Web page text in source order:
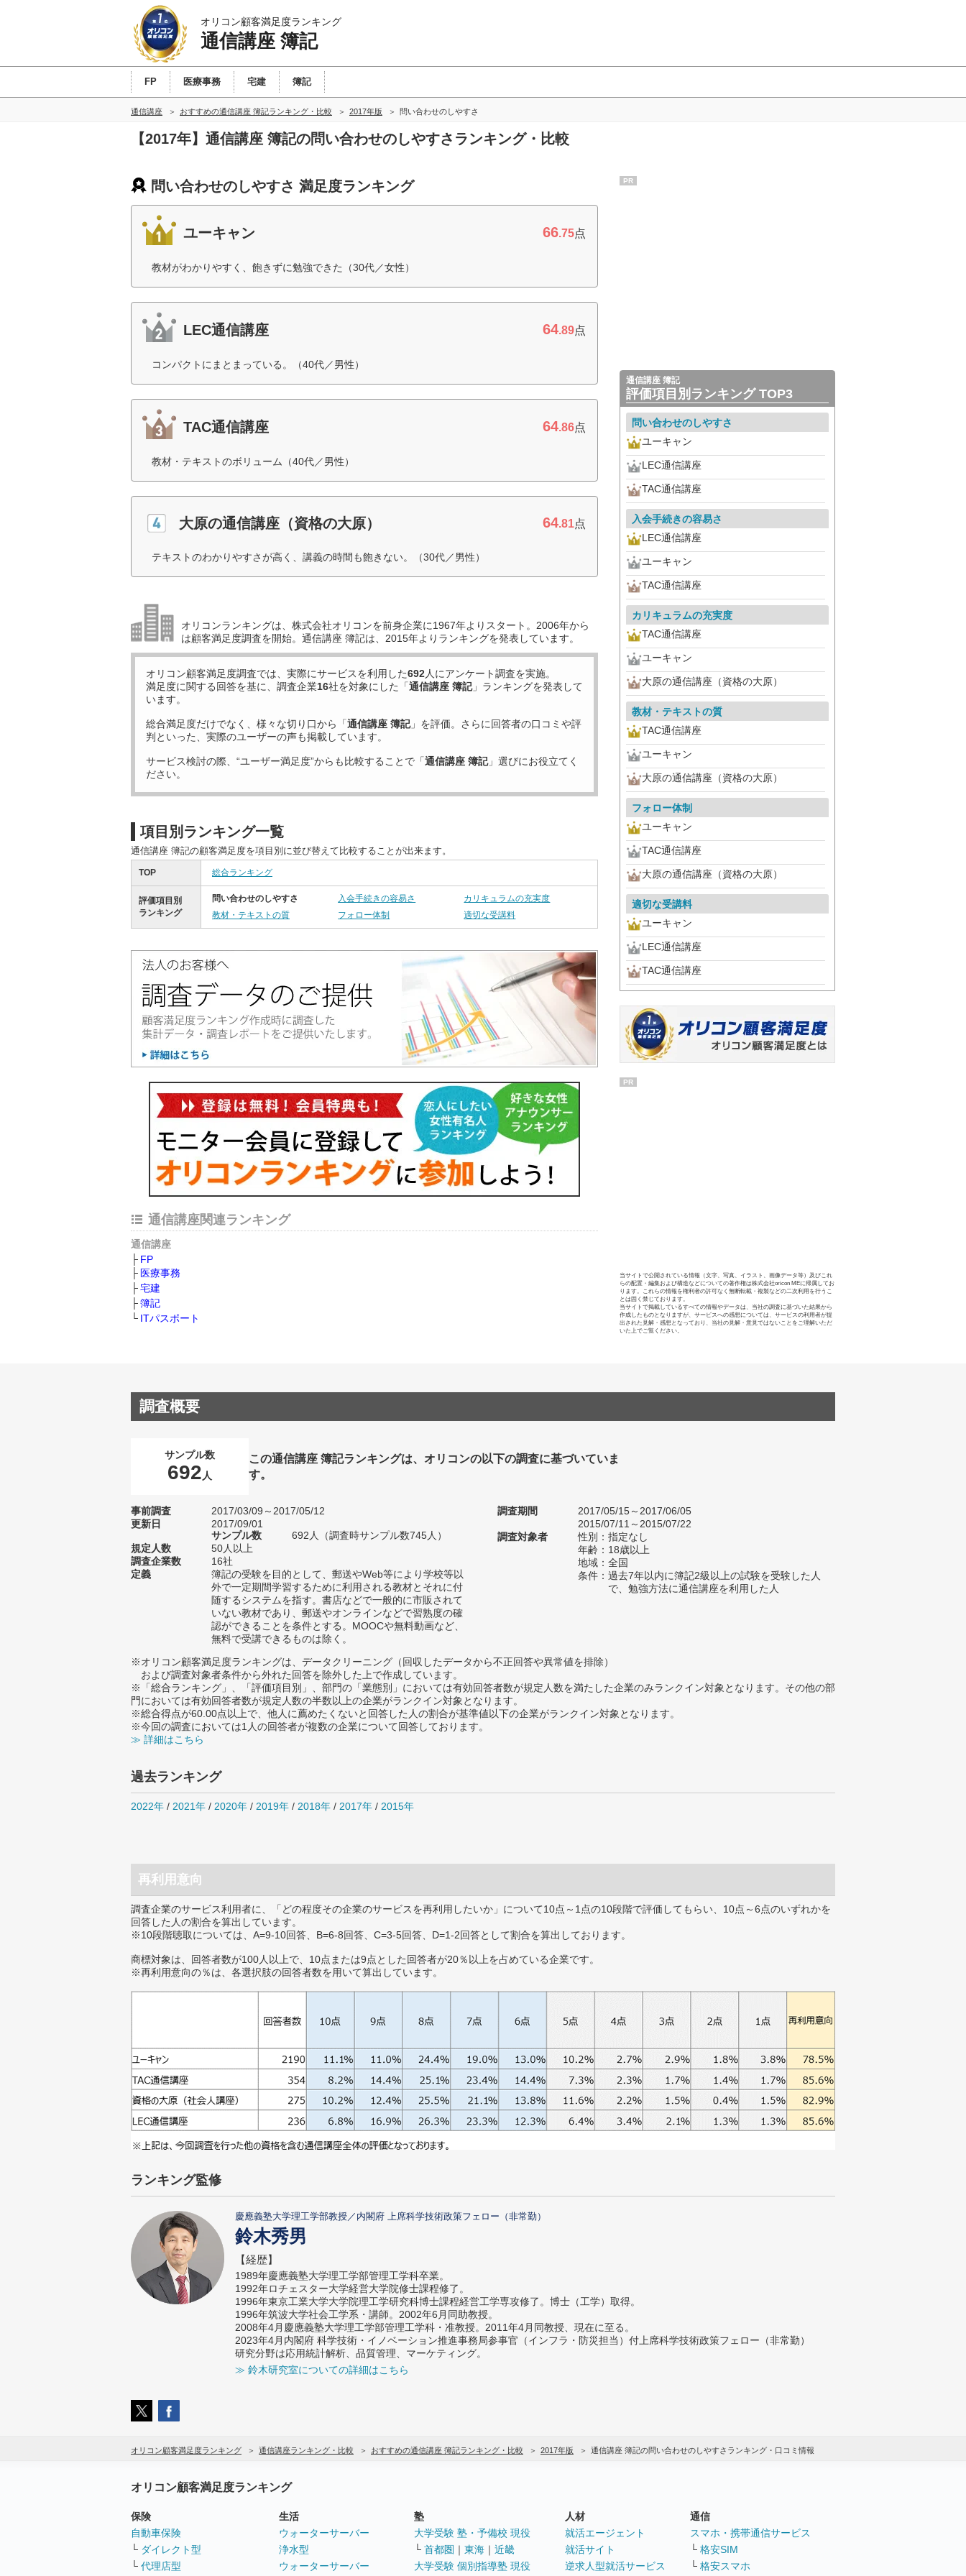
オリコン顧客満足度ランキング
通信講座 簿記
FP 医療事務 宅建 簿記
通信講座 おすすめの通信講座 簿記ランキング・比較 2017年版 問い合わせのしやすさ
【2017年】通信講座 簿記の問い合わせのしやすさランキング・比較
問い合わせのしやすさ 満足度ランキング
ユーキャン 66.75点
教材がわかりやすく、飽きずに勉強できた（30代／女性）
LEC通信講座 64.89点
コンパクトにまとまっている。（40代／男性）
TAC通信講座 64.86点
教材・テキストのボリューム（40代／男性）
大原の通信講座（資格の大原） 64.81点
テキストのわかりやすさが高く、講義の時間も飽きない。（30代／男性）
オリコンランキングは、株式会社オリコンを前身企業に1967年よりスタート。2006年から
は顧客満足度調査を開始。通信講座 簿記は、2015年よりランキングを発表しています。
オリコン顧客満足度調査では、実際にサービスを利用した692人にアンケート調査を実施。
満足度に関する回答を基に、調査企業16社を対象にした「通信講座 簿記」ランキングを発表して
います。
総合満足度だけでなく、様々な切り口から「通信講座 簿記」を評価。さらに回答者の口コミや評
判といった、実際のユーザーの声も掲載しています。
サービス検討の際、“ユーザー満足度”からも比較することで「通信講座 簿記」選びにお役立てく
ださい。
項目別ランキング一覧
通信講座 簿記の顧客満足度を項目別に並び替えて比較することが出来ます。
TOP 総合ランキング
評価項目別
ランキング
問い合わせのしやすさ 入会手続きの容易さ
カリキュラムの充実度
教材・テキストの質
フォロー体制 適切な受講料
通信講座関連ランキング
通信講座
FP
医療事務
宅建
簿記
ITパスポート
PR
通信講座 簿記
評価項目別ランキング TOP3
問い合わせのしやすさ
ユーキャン
LEC通信講座
TAC通信講座
入会手続きの容易さ
LEC通信講座
ユーキャン
TAC通信講座
カリキュラムの充実度
TAC通信講座
ユーキャン
大原の通信講座（資格の大原）
教材・テキストの質
TAC通信講座
ユーキャン
大原の通信講座（資格の大原）
フォロー体制
ユーキャン
TAC通信講座
大原の通信講座（資格の大原）
適切な受講料
ユーキャン
LEC通信講座
TAC通信講座
PR
当サイトで公開されている情報（文字、写真、イラスト、画像データ等）及びこれ
らの配置・編集および構造などについての著作権は株式会社oricon MEに帰属してお
ります。これらの情報を権利者の許可なく無断転載・複製などの二次利用を行うこ
とは固く禁じております。
当サイトで掲載しているすべての情報やデータは、当社の調査に基づいた結果から
作成したものとなりますが、サービスへの感想については、サービスの利用者が提
出された見解・感想となっており、当社の見解・意見ではないことをご理解いただ
いた上でご覧ください。
調査概要
サンプル数
692 人
この通信講座 簿記ランキングは、オリコンの以下の調査に基づいていま
す。
事前調査
2017/03/09～2017/05/12
更新日
2017/09/01
サンプル数
692人（調査時サンプル数745人）
規定人数
50人以上
調査企業数
16社
定義
簿記の受験を目的として、郵送やWeb等により学校等以
外で一定期間学習するために利用される教材とそれに付
随するシステムを指す。書店などで一般的に市販されて
いない教材であり、郵送やオンラインなどで習熟度の確
認ができることを条件とする。MOOCや無料動画など、
無料で受講できるものは除く。
調査期間
2017/05/15～2017/06/05
2015/07/11～2015/07/22
調査対象者
性別：指定なし
年齢：18歳以上
地域：全国
条件：過去7年以内に簿記2級以上の試験を受験した人
で、勉強方法に通信講座を利用した人
※オリコン顧客満足度ランキングは、データクリーニング（回収したデータから不正回答や異常値を排除）
および調査対象者条件から外れた回答を除外した上で作成しています。
※「総合ランキング」、「評価項目別」、部門の「業態別」においては有効回答者数が規定人数を満たした企業のみランクイン対象となります。その他の部
門においては有効回答者数が規定人数の半数以上の企業がランクイン対象となります。
※総合得点が60.00点以上で、他人に薦めたくないと回答した人の割合が基準値以下の企業がランクイン対象となります。
※今回の調査においては1人の回答者が複数の企業について回答しております。
≫ 詳細はこちら
過去ランキング
2022年 / 2021年 / 2020年 / 2019年 / 2018年 / 2017年 / 2015年
再利用意向
調査企業のサービス利用者に、「どの程度その企業のサービスを再利用したいか」について10点～1点の10段階で評価してもらい、10点～6点のいずれかを
回答した人の割合を算出しています。
※10段階聴取については、A=9-10回答、B=6-8回答、C=3-5回答、D=1-2回答として割合を算出しております。
商標対象は、回答者数が100人以上で、10点または9点とした回答者が20％以上を占めている企業です。
※再利用意向の％は、各選択肢の回答者数を用いて算出しています。
ランキング監修
慶應義塾大学理工学部教授／内閣府 上席科学技術政策フェロー（非常勤）
鈴木秀男
【経歴】
1989年慶應義塾大学理工学部管理工学科卒業。
1992年ロチェスター大学経営大学院修士課程修了。
1996年東京工業大学大学院理工学研究科博士課程経営工学専攻修了。博士（工学）取得。
1996年筑波大学社会工学系・講師。2002年6月同助教授。
2008年4月慶應義塾大学理工学部管理工学科・准教授。2011年4月同教授、現在に至る。
2023年4月内閣府 科学技術・イノベーション推進事務局参事官（インフラ・防災担当）付上席科学技術政策フェロー（非常勤）
研究分野は応用統計解析、品質管理、マーケティング。
≫ 鈴木研究室についての詳細はこちら
オリコン顧客満足度ランキング 通信講座ランキング・比較 おすすめの通信講座 簿記ランキング・比較 2017年版 通信講座 簿記の問い合わせのしやすさランキング・口コミ情報
オリコン顧客満足度ランキング
保険
自動車保険
└ ダイレクト型
└ 代理店型
生活
ウォーターサーバー
浄水型
ウォーターサーバー
塾
大学受験 塾・予備校 現役
└ 首都圏 ｜ 東海 ｜ 近畿
大学受験 個別指導塾 現役
人材
就活エージェント
就活サイト
逆求人型就活サービス
通信
スマホ・携帯通信サービス
└ 格安SIM
└ 格安スマホ